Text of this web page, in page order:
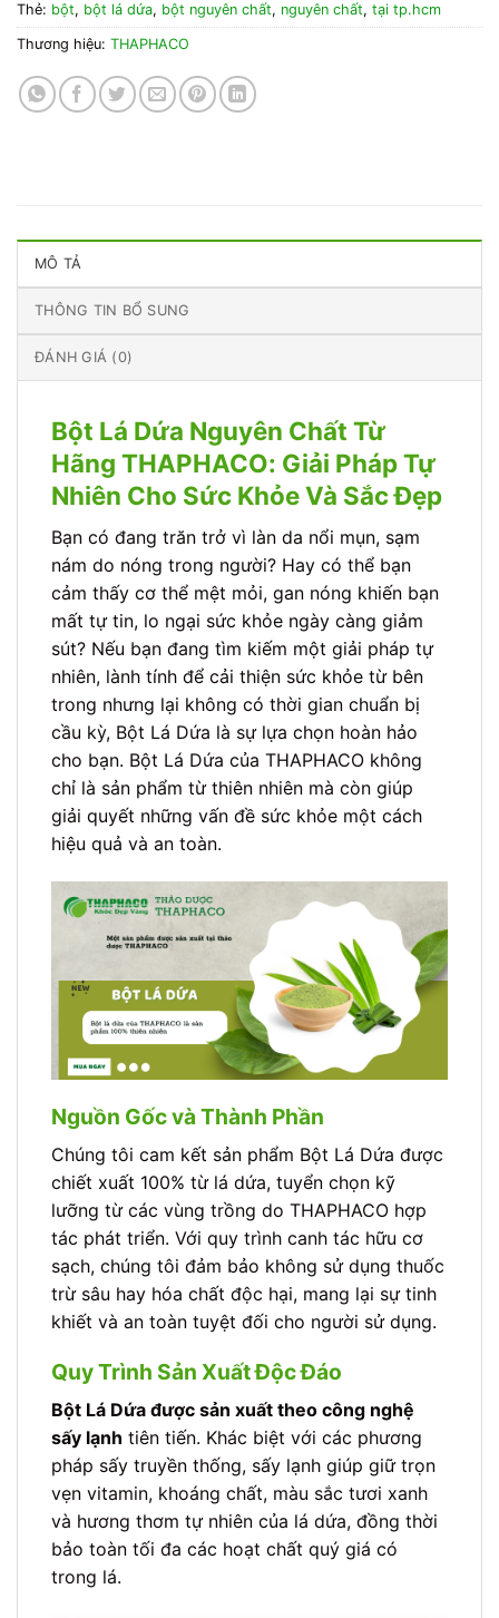
Thẻ: bột, bột lá dứa, bột nguyên chất, nguyên chất, tại tp.hcm
Thương hiệu: THAPHACO
MÔ TẢ
THÔNG TIN BỔ SUNG
ĐÁNH GIÁ (0)
Bột Lá Dứa Nguyên Chất Từ
Hãng THAPHACO: Giải Pháp Tự
Nhiên Cho Sức Khỏe Và Sắc Đẹp
Bạn có đang trăn trở vì làn da nổi mụn, sạm
nám do nóng trong người? Hay có thể bạn
cảm thấy cơ thể mệt mỏi, gan nóng khiến bạn
mất tự tin, lo ngại sức khỏe ngày càng giảm
sút? Nếu bạn đang tìm kiếm một giải pháp tự
nhiên, lành tính để cải thiện sức khỏe từ bên
trong nhưng lại không có thời gian chuẩn bị
cầu kỳ, Bột Lá Dứa là sự lựa chọn hoàn hảo
cho bạn. Bột Lá Dứa của THAPHACO không
chỉ là sản phẩm từ thiên nhiên mà còn giúp
giải quyết những vấn đề sức khỏe một cách
hiệu quả và an toàn.
Nguồn Gốc và Thành Phần
Chúng tôi cam kết sản phẩm Bột Lá Dứa được
chiết xuất 100% từ lá dứa, tuyển chọn kỹ
lưỡng từ các vùng trồng do THAPHACO hợp
tác phát triển. Với quy trình canh tác hữu cơ
sạch, chúng tôi đảm bảo không sử dụng thuốc
trừ sâu hay hóa chất độc hại, mang lại sự tinh
khiết và an toàn tuyệt đối cho người sử dụng.
Quy Trình Sản Xuất Độc Đáo
Bột Lá Dứa được sản xuất theo công nghệ
sấy lạnh tiên tiến. Khác biệt với các phương
pháp sấy truyền thống, sấy lạnh giúp giữ trọn
vẹn vitamin, khoáng chất, màu sắc tươi xanh
và hương thơm tự nhiên của lá dứa, đồng thời
bảo toàn tối đa các hoạt chất quý giá có
trong lá.